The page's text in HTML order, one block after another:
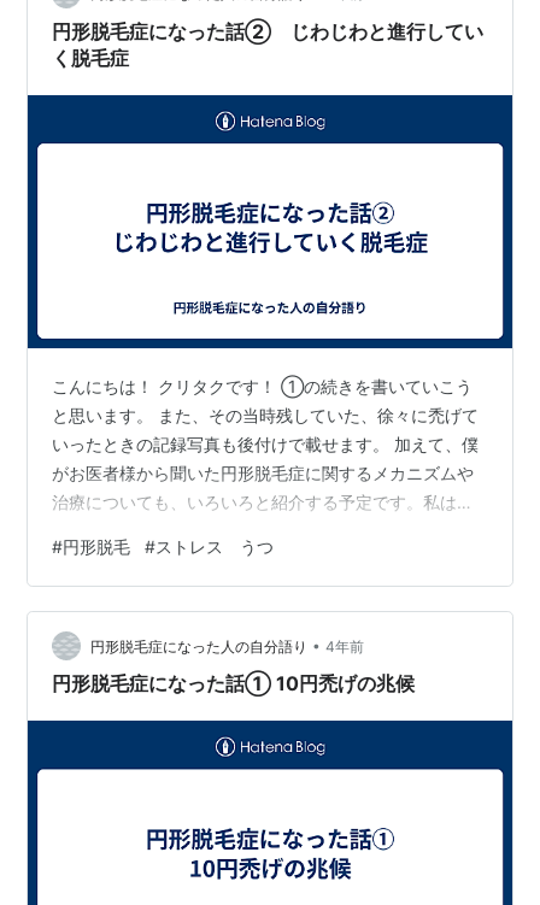
す。 あいまいですいません。。 www.svenson.co.jp 契
約形…
円形脱毛症になった話② じわじわと進行してい
く脱毛症
こんにちは！ クリタクです！ ①の続きを書いていこう
と思います。 また、その当時残していた、徐々に禿げて
いったときの記録写真も後付けで載せます。 加えて、僕
がお医者様から聞いた円形脱毛症に関するメカニズムや
治療についても、いろいろと紹介する予定です。私はお
もとに、私がかみ砕いて説明するだけですのであしから
ず。 ・病院への通院 もともと私は肌が弱く、乾燥する時
期や蒸れる時期に、小学生の時から定期的に皮膚科に通
っていました。そこで、円形脱毛症は、男性型のAGAと
は違い、皮膚の病気ということを聞いた私は、よく通っ
#円形脱毛 #ストレス うつ
円形脱毛症になった人の自分語り • 4年前
円形脱毛症になった話① 10円禿げの兆候